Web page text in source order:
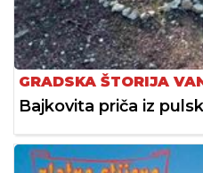
GRADSKA ŠTORIJA
Bajkovita priča iz